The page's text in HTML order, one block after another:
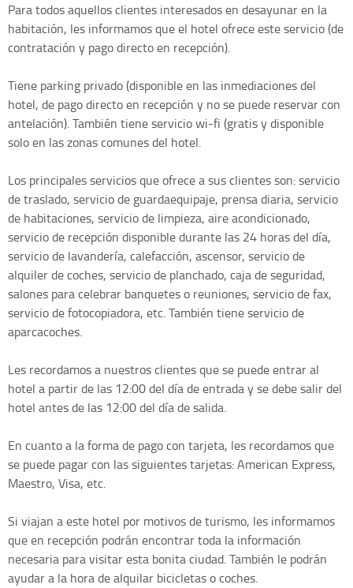
Para todos aquellos clientes interesados en desayunar en la
habitación, les informamos que el hotel ofrece este servicio (de
contratación y pago directo en recepción).
Tiene parking privado (disponible en las inmediaciones del
hotel, de pago directo en recepción y no se puede reservar con
antelación). También tiene servicio wi-fi (gratis y disponible
solo en las zonas comunes del hotel.
Los principales servicios que ofrece a sus clientes son: servicio
de traslado, servicio de guardaequipaje, prensa diaria, servicio
de habitaciones, servicio de limpieza, aire acondicionado,
servicio de recepción disponible durante las 24 horas del día,
servicio de lavandería, calefacción, ascensor, servicio de
alquiler de coches, servicio de planchado, caja de seguridad,
salones para celebrar banquetes o reuniones, servicio de fax,
servicio de fotocopiadora, etc. También tiene servicio de
aparcacoches.
Les recordamos a nuestros clientes que se puede entrar al
hotel a partir de las 12:00 del día de entrada y se debe salir del
hotel antes de las 12:00 del día de salida.
En cuanto a la forma de pago con tarjeta, les recordamos que
se puede pagar con las siguientes tarjetas: American Express,
Maestro, Visa, etc.
Si viajan a este hotel por motivos de turismo, les informamos
que en recepción podrán encontrar toda la información
necesaria para visitar esta bonita ciudad. También le podrán
ayudar a la hora de alquilar bicicletas o coches.